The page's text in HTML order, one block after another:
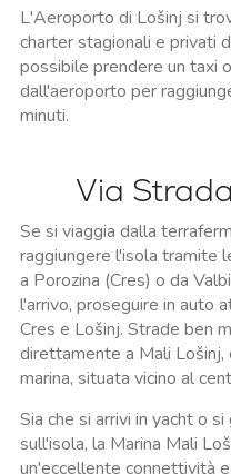
L'Aeroporto di Lošinj si
charter stagionali e privati
possibile prendere un taxi
dall'aeroporto per
minuti.
Via
Se si viaggia dalla
raggiungere l'isola tramite
a Porozina (Cres) o da
l'arrivo, proseguire in auto
Cres e Lošinj. Strade ben
direttamente a Mali Lošinj,
marina, situata vicino al
Sia che si arrivi in yacht o
sull'isola, la Marina Mali
un'eccellente connettività